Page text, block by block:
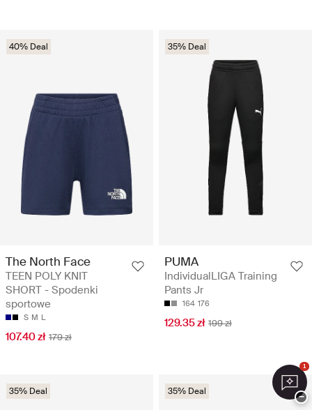
40% Deal
The North Face
TEEN POLY KNIT
SHORT - Spodenki
sportowe
S M L
107.40 zł 179 zł
35% Deal
PUMA
IndividualLIGA Training
Pants Jr
164 176
129.35 zł 199 zł
35% Deal 35% Deal
1
−